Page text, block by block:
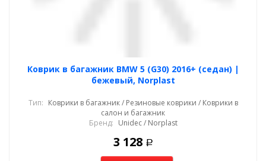
Коврик в багажник BMW 5 (G30) 2016+ (седан) |
бежевый, Norplast
Тип: Коврики в багажник / Резиновые коврики / Коврики в
салон и багажник
Бренд: Unidec / Norplast
3 128 Р